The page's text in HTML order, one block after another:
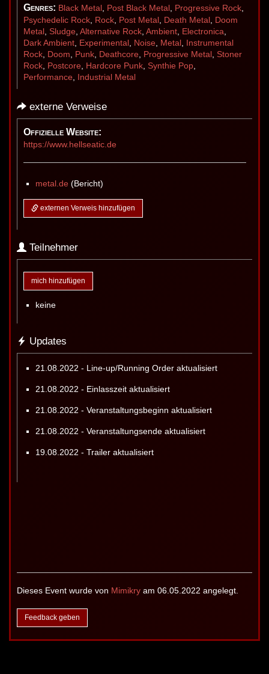
Genres: Black Metal , Post Black Metal , Progressive Rock,
Psychedelic Rock, Rock, Post Metal , Death Metal , Doom
Metal , Sludge, Alternative Rock, Ambient, Electronica,
Dark Ambient, Experimental , Noise, Metal ,
Instrumental
Rock, Doom, Punk, Deathcore, Progressive Metal , Stoner
Rock, Postcore, Hardcore Punk, Synthie Pop,
Performance, Industrial Metal
externe Verweise
Offizielle Website:
https://www.hellseatic.de
metal.de (Bericht)
externen Verweis hinzufügen
Teilnehmer
mich hinzufügen
keine
Updates
21.08.2022 - Line-up/Running Order aktualisiert
21.08.2022 - Einlasszeit aktualisiert
21.08.2022 - Veranstaltungsbeginn aktualisiert
21.08.2022 - Veranstaltungsende aktualisiert
19.08.2022 - Trailer aktualisiert
Dieses Event wurde von Mimikry am 06.05.2022 angelegt.
Feedback geben